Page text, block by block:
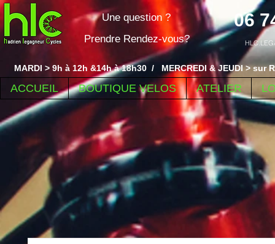
Une question ?
Prendre Rendez-vous?
06
MARDI > 9h à 12h &14h à 18h30 / MERCREDI & JEUDI >
ACCUEIL BOUTIQUE VELOS ATELIER